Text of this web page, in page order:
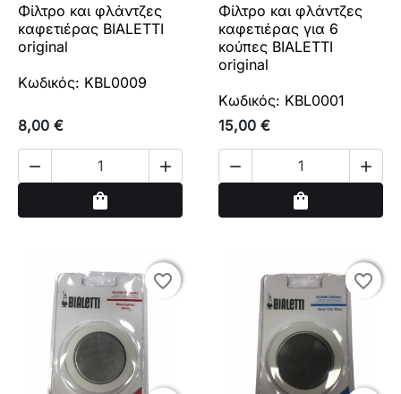
Φίλτρο και φλάντζες
καφετιέρας BIALETTI
original
Κωδικός: KBL0009
8,00 €
 
shopping_bag
Φίλτρο και φλάντζες
καφετιέρας για 6
κούπες BIALETTI
original
Κωδικός: KBL0001
15,00 €
 
shopping_bag
favorite_border
favorite_border favorite_border
favorite_border